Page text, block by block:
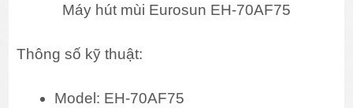
Máy hút mùi Eurosun EH-70AF75
Thông số kỹ thuật:
Model: EH-70AF75